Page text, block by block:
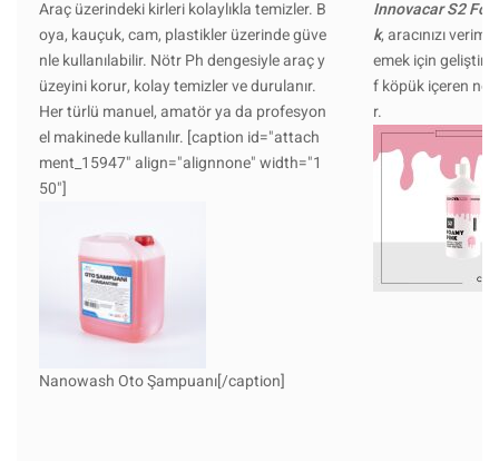
Araç üzerindeki kirleri kolaylıkla temizler. B
oya, kauçuk, cam, plastikler üzerinde güve
nle kullanılabilir. Nötr Ph dengesiyle araç y
üzeyini korur, kolay temizler ve durulanır.
Her türlü manuel, amatör ya da profesyon
el makinede kullanılır. [caption id="attach
ment_15947" align="alignnone" width="1
50"]
Nanowash Oto Şampuanı[/caption]
Innovacar S2
k, aracınızı
emek için
f köpük içeren
r.